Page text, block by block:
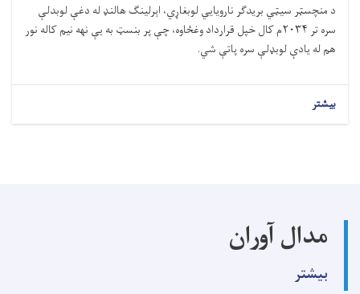
د منچسټر سیټي بریدګر نارویایي لوبغاړي، اېرلینګ هالنډ له دغې لوبدلې
سره تر ۲۰۳۴م کال خپل قرارداد وغځاوه، چې پر بنسټ به یې نهه نیم کاله نور
هم له یادې لوبډلې سره پاتې شي.
بیشتر
مدال آوران
بیشتر